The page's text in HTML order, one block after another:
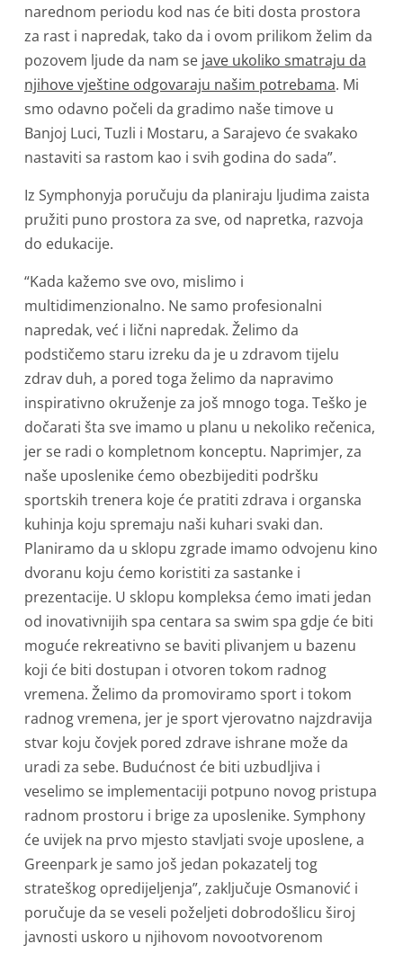
narednom periodu kod nas će biti dosta prostora
za rast i napredak, tako da i ovom prilikom želim da
pozovem ljude da nam se jave ukoliko smatraju da
njihove vještine odgovaraju našim potrebama. Mi
smo odavno počeli da gradimo naše timove u
Banjoj Luci, Tuzli i Mostaru, a Sarajevo će svakako
nastaviti sa rastom kao i svih godina do sada”.
Iz Symphonyja poručuju da planiraju ljudima zaista
pružiti puno prostora za sve, od napretka, razvoja
do edukacije.
“Kada kažemo sve ovo, mislimo i
multidimenzionalno. Ne samo profesionalni
napredak, već i lični napredak. Želimo da
podstičemo staru izreku da je u zdravom tijelu
zdrav duh, a pored toga želimo da napravimo
inspirativno okruženje za još mnogo toga. Teško je
dočarati šta sve imamo u planu u nekoliko rečenica,
jer se radi o kompletnom konceptu. Naprimjer, za
naše uposlenike ćemo obezbijediti podršku
sportskih trenera koje će pratiti zdrava i organska
kuhinja koju spremaju naši kuhari svaki dan.
Planiramo da u sklopu zgrade imamo odvojenu kino
dvoranu koju ćemo koristiti za sastanke i
prezentacije. U sklopu kompleksa ćemo imati jedan
od inovativnijih spa centara sa swim spa gdje će biti
moguće rekreativno se baviti plivanjem u bazenu
koji će biti dostupan i otvoren tokom radnog
vremena. Želimo da promoviramo sport i tokom
radnog vremena, jer je sport vjerovatno najzdravija
stvar koju čovjek pored zdrave ishrane može da
uradi za sebe. Budućnost će biti uzbudljiva i
veselimo se implementaciji potpuno novog pristupa
radnom prostoru i brige za uposlenike. Symphony
će uvijek na prvo mjesto stavljati svoje uposlene, a
Greenpark je samo još jedan pokazatelj tog
strateškog opredijeljenja”, zaključuje Osmanović i
poručuje da se veseli poželjeti dobrodošlicu široj
javnosti uskoro u njihovom novootvorenom